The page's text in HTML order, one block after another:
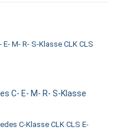
C- E- M- R- S-Klasse
C-Klasse CLK CLS E-